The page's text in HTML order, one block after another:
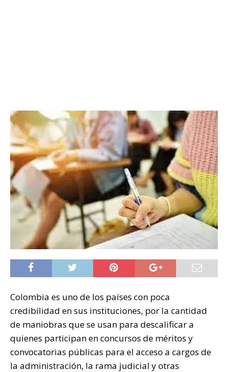
Colombia es uno de los países con poca
credibilidad en sus instituciones, por la cantidad
de maniobras que se usan para descalificar a
quienes participan en concursos de méritos y
convocatorias públicas para el acceso a cargos de
la administración, la rama judicial y otras